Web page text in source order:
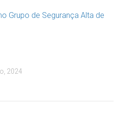
Grupo de Segurança Alta de
2024